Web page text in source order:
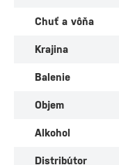
Chuť a vôňa
Krajina
Balenie
Objem
Alkohol
Distribútor